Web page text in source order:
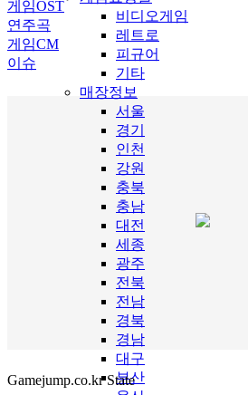
비디오게임
레트로
피규어
기타
매장정보
서울
경기
인천
강원
충북
충남
대전
세종
광주
전북
전남
경북
경남
대구
부산
게임OST
연주곡
게임CM
이슈
Gamejump.co.kr State